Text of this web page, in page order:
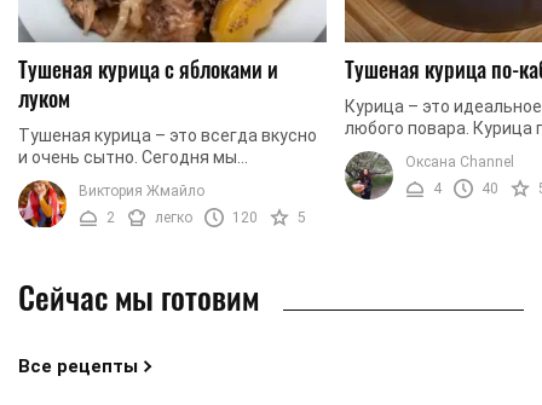
Тушеная курица с яблоками и
луком
Тушеная курица – это всегда вкусно
и очень сытно. Сегодня мы
предлагаем вам приготовить
тушеную курицу с яблоками и
репчатым луком. Блюдо довольно ...
Виктория Жмайло
2
легко 120 5
Тушеная курица по-
Курица – это
любого повара. Курица
быстро, просто и
вкусной. Испортить
практически ...
Оксана Channel
4
40
Сейчас мы готовим
Все рецепты